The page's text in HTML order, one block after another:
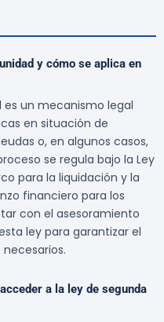
y cómo se aplica en
es un mecanismo legal
en situación de
o, en algunos casos,
se regula bajo la Ley
para la liquidación y la
financiero para los
con el asesoramiento
ley para garantizar el
a la ley de segunda